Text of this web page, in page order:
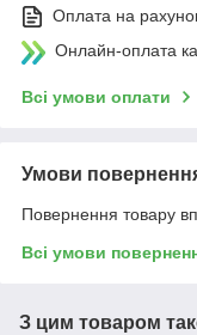
Оплата на
Онлайн-оплата
Всі умови оплати
Умови
Повернення товару
Всі умови
З цим товаром